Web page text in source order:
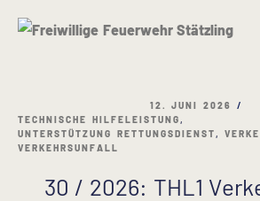
12. JUNI 2026
TECHNISCHE HILFELEISTUNG,
UNTERSTÜTZUNG RETTUNGSDIENST,
VERKEHRSUNFALL
30 / 2026: THL1